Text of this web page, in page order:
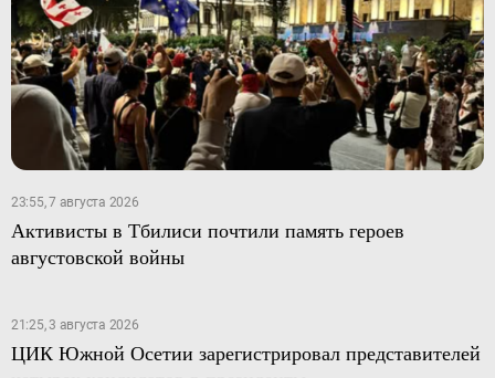
23:55, 7 августа 2026
Активисты в Тбилиси почтили память героев
августовской войны
21:25, 3 августа 2026
ЦИК Южной Осетии зарегистрировал представителей